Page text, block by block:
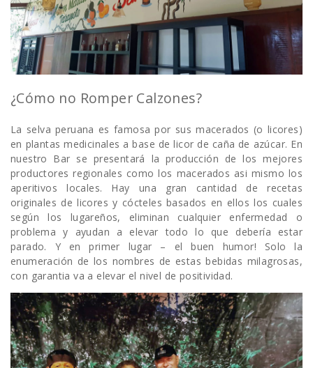
¿Cómo no Romper Calzones?
La selva peruana es famosa por sus macerados (o licores)
en plantas medicinales a base de licor de caña de azúcar. En
nuestro Bar se presentará la producción de los mejores
productores regionales como los macerados asi mismo los
aperitivos locales. Hay una gran cantidad de recetas
originales de licores y cócteles basados en ellos los cuales
según los lugareños, eliminan cualquier enfermedad o
problema y ayudan a elevar todo lo que debería estar
parado. Y en primer lugar – el buen humor! Solo la
enumeración de los nombres de estas bebidas milagrosas,
con garantia va a elevar el nivel de positividad.